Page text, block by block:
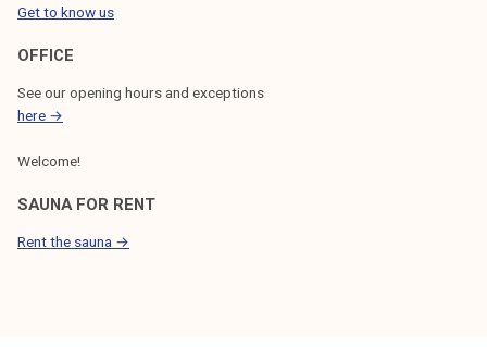
Get to know us
OFFICE
See our opening hours and exceptions
here →
Welcome!
SAUNA FOR RENT
Rent the sauna →